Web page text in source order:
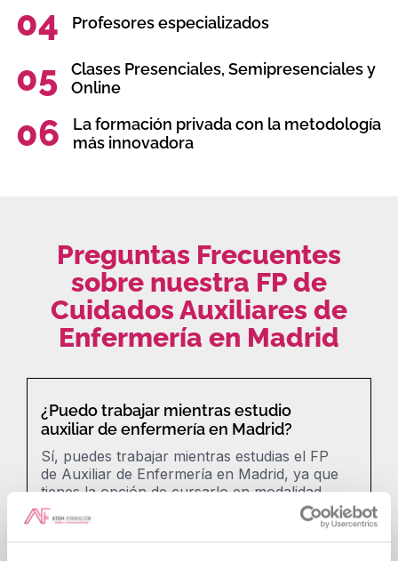
04 Profesores especializados
05
Clases Presenciales, Semipresenciales y
Online
06
La formación privada con la metodología
más innovadora
Preguntas Frecuentes
sobre nuestra FP de
Cuidados Auxiliares de
Enfermería en Madrid
¿Puedo trabajar mientras estudio
auxiliar de enfermería en Madrid?
Sí, puedes trabajar mientras estudias el FP
de Auxiliar de Enfermería en Madrid, ya que
tienes la opción de cursarlo en modalidad
semipresencial. Esto te permite combinar
clases teóricas con formación práctica,
organizando tu tiempo de estudio de